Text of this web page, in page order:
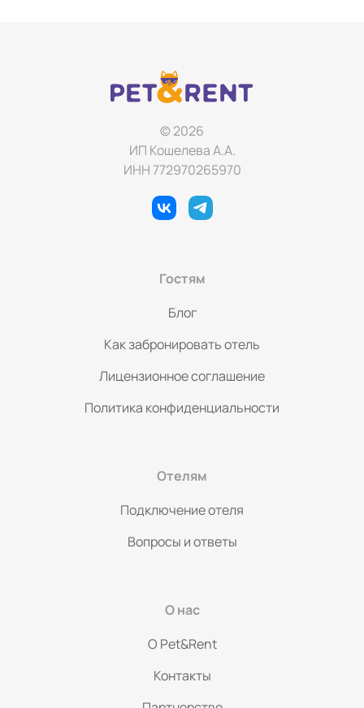
© 2026
ИП Кошелева А.А.
ИНН 772970265970
Гостям
Блог
Как забронировать отель
Лицензионное соглашение
Политика конфиденциальности
Отелям
Подключение отеля
Вопросы и ответы
О нас
O Pet&Rent
Контакты